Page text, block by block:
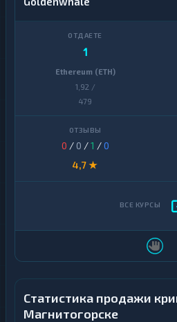
1
Ethereum (ETH)
1,92 /
479
0 / 0 /1 /0
4,7 ★
Статистика продажи
Магнитогорске